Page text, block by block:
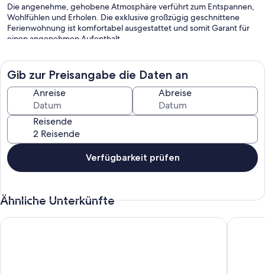
Die angenehme, gehobene Atmosphäre verführt zum Entspannen,
Wohlfühlen und Erholen. Die exklusive großzügig geschnittene
Ferienwohnung ist komfortabel ausgestattet und somit Garant für
einen angenehmen Aufenthalt.
„Die Wohnung befindet sich in einem Zweifamilienhaus am
Nordrand von Erding.
Die S-Bahn und die Therme sind 3 km entfernt, und nach München
sind es 35 km
Adresse des Objekts:
Breslauer Strasse 14
85435 Erding
Gib zur Preisangabe die Daten an
Anreise Abreise
Reisende
Verfügbarkeit prüfen
Ähnliche Unterkünfte
Charmantes Apartment im Münchner Osten in guter Lage zur